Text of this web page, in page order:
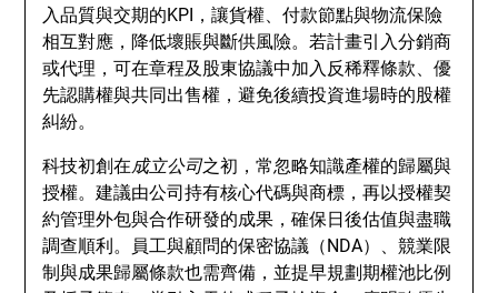
入品質與交期的KPI，讓貨權、付款節點與物流保險
相互對應，降低壞賬與斷供風險。若計畫引入分銷商
或代理，可在章程及股東協議中加入反稀釋條款、優
先認購權與共同出售權，避免後續投資進場時的股權
糾紛。
科技初創在成立公司之初，常忽略知識產權的歸屬與
授權。建議由公司持有核心代碼與商標，再以授權契
約管理外包與合作研發的成果，確保日後估值與盡職
調查順利。員工與顧問的保密協議（NDA）、競業限
制與成果歸屬條款也需齊備，並提早規劃期權池比例